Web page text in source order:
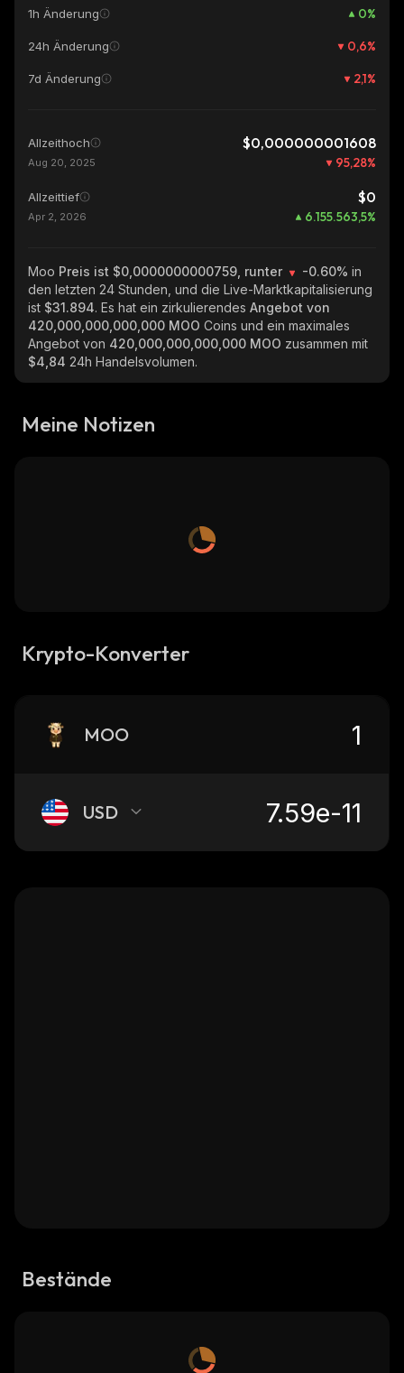
1h Änderung 0%
24h Änderung 0,6%
7d Änderung 2,1%
Allzeithoch $0,000000001608
Aug 20, 2025 95,28%
Allzeittief $0
Apr 2, 2026 6.155.563,5%
Moo Preis ist $0,0000000000759, runter -0.60% in
den letzten 24 Stunden, und die Live-Marktkapitalisierung
ist $31.894. Es hat ein zirkulierendes Angebot von
420,000,000,000,000 MOO Coins und ein maximales
Angebot von 420,000,000,000,000 MOO zusammen mit
$4,84 24h Handelsvolumen.
Meine Notizen
Krypto-Konverter
MOO
USD
Bestände